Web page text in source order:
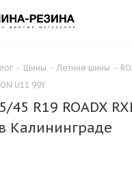
- Шины - Летние шины -
U11 99Y
R19 ROADX
Калининграде